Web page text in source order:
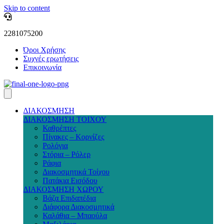
Skip to content
2281075200
Όροι Χρήσης
Συχνές ερωτήσεις
Επικοινωνία
ΔΙΑΚΟΣΜΗΣΗ
ΔΙΑΚΟΣΜΗΣΗ ΤΟΙΧΟΥ
Καθρέπτες
Πίνακες – Κορνίζες
Ρολόγια
Στόρια – Ρόλερ
Ράφια
Διακοσμητικά Τοίχου
Πατάκια Εισόδου
ΔΙΑΚΟΣΜΗΣΗ ΧΩΡΟΥ
Βάζα Επιδαπέδια
Διάφορα Διακοσμητικά
Καλάθια – Μπαούλα